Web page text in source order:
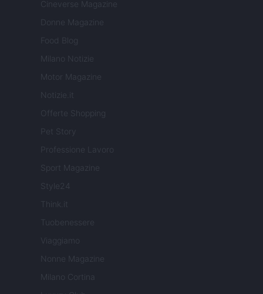
Cineverse Magazine
Donne Magazine
Food Blog
Milano Notizie
Motor Magazine
Notizie.it
Offerte Shopping
Pet Story
Professione Lavoro
Sport Magazine
Style24
Think.it
Tuobenessere
Viaggiamo
Nonne Magazine
Milano Cortina